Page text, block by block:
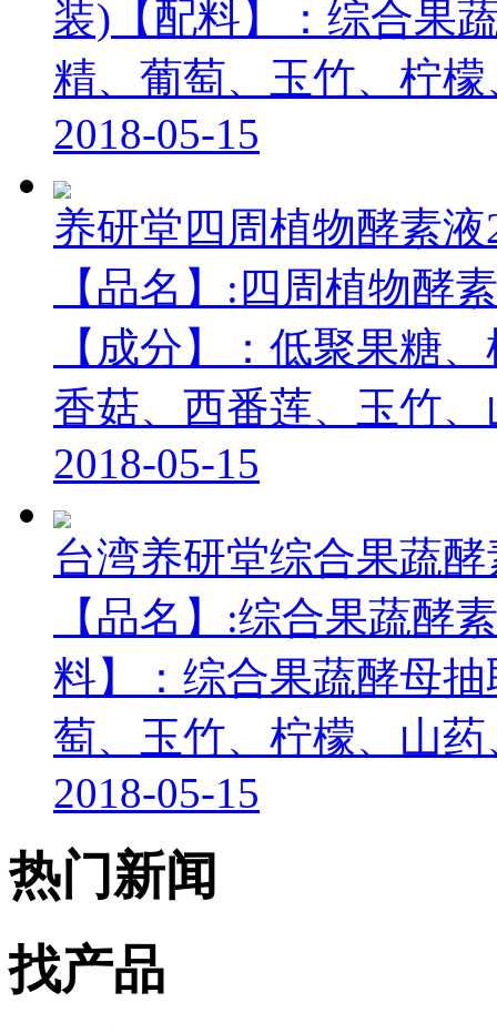
装)【配料】：综合果
精、葡萄、玉竹、柠
2018-05-15
养研堂四周植物酵素液
【品名】:四周植物酵
【成分】：低聚果糖
香菇、西番莲、玉竹
2018-05-15
台湾养研堂综合果蔬
【品名】:综合果蔬酵
料】：综合果蔬酵母
萄、玉竹、柠檬、山
2018-05-15
热门新闻
找产品